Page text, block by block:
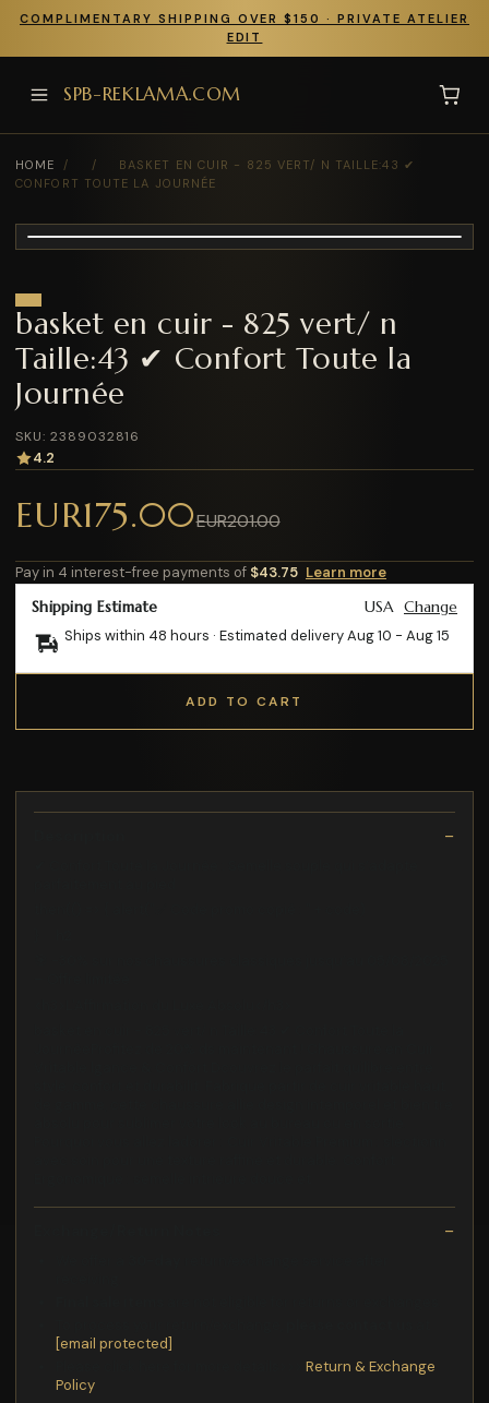
COMPLIMENTARY SHIPPING OVER $150 · PRIVATE ATELIER
EDIT
SPB-REKLAMA.COM
HOME / /
BASKET EN CUIR - 825 VERT/ N TAILLE:43 ✔
CONFORT TOUTE LA JOURNÉE
basket en cuir - 825 vert/ n
Taille:43 ✔ Confort Toute la
Journée
SKU: 2389032816
4.2
EUR175.00EUR201.00
Pay in 4 interest-free payments of $43.75 Learn more
Shipping Estimate USA Change
Ships within 48 hours · Estimated deliveryAug 10 - Aug 15
ADD TO CART
[email protected]
Return & Exchange
Policy